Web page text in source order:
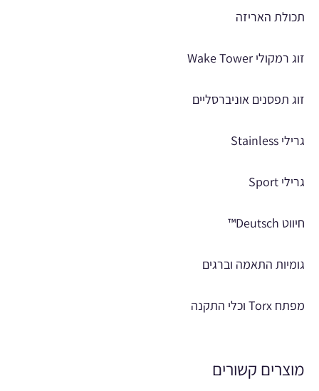
תכולת האריזה
זוג רמקולי Wake Tower
זוג תפסנים אוניברסליים
גרילי Stainless
גרילי Sport
חיווט Deutsch™
גומיות התאמה וברגים
מפתח Torx וכלי התקנה
מוצרים קשורים